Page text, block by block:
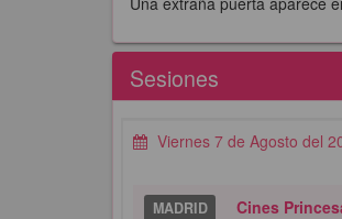
Sesiones
Viernes 7 de Agosto del
MADRID Cines